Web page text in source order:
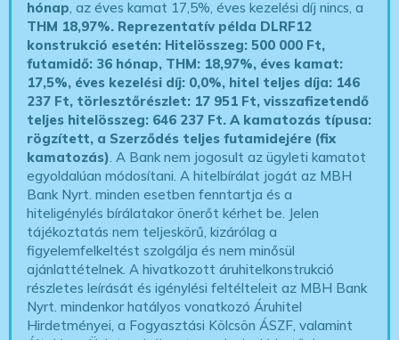
hónap, az éves kamat 17,5%, éves kezelési díj nincs, a
THM 18,97%. Reprezentatív példa DLRF12
konstrukció esetén: Hitelösszeg: 500 000 Ft,
futamidő: 36 hónap, THM: 18,97%, éves kamat:
17,5%, éves kezelési díj: 0,0%, hitel teljes díja: 146
237 Ft, törlesztőrészlet: 17 951 Ft, visszafizetendő
teljes hitelösszeg: 646 237 Ft.A kamatozás típusa:
rögzített, a Szerződés teljes futamidejére (fix
kamatozás). A Bank nem jogosult az ügyleti kamatot
egyoldalúan módosítani. A hitelbírálat jogát az MBH
Bank Nyrt. minden esetben fenntartja és a
hiteligénylés bírálatakor önerőt kérhet be. Jelen
tájékoztatás nem teljeskörű, kizárólag a
figyelemfelkeltést szolgálja és nem minősül
ajánlattételnek. A hivatkozott áruhitelkonstrukció
részletes leírását és igénylési feltélteleit az MBH Bank
Nyrt. mindenkor hatályos vonatkozó Áruhitel
Hirdetményei, a Fogyasztási Kölcsön ÁSZF, valamint